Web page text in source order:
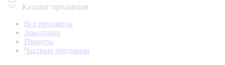
Каталог продавцов
Все продавцы
Заводчики
Приюты
Частные продавцы